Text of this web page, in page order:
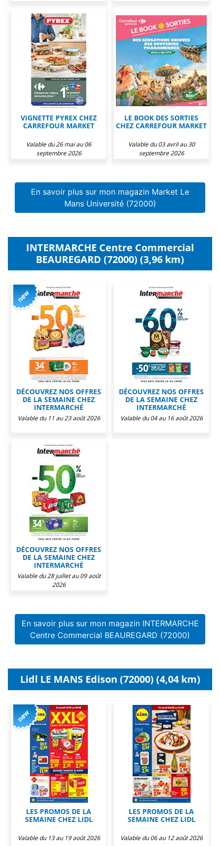
VIGNETTE PYREX CHEZ
CARREFOUR MARKET
Valable du 26 mai au 06
septembre 2026
LE BOOK DES SORTIES
CHEZ CARREFOUR MARKET
Valable du 03 avril au 30
septembre 2026
En savoir plus sur mon magazin Market Le
Mans Université (72000)
INTERMARCHE Centre Commercial
BEAUREGARD (72000) (3,96 km)
DÉCOUVREZ NOS OFFRES
DE LA SEMAINE CHEZ
INTERMARCHÉ
Valable du 11 au 23 août 2026
DÉCOUVREZ NOS OFFRES
DE LA SEMAINE CHEZ
INTERMARCHÉ
Valable du 04 au 16 août 2026
DÉCOUVREZ NOS OFFRES
DE LA SEMAINE CHEZ
INTERMARCHÉ
Valable du 28 juillet au 09 août
2026
En savoir plus sur mon magazin INTERMARCHE
Centre Commercial BEAUREGARD (72000)
Lidl LE MANS Edison (72000) (4,04 km)
LES PROMOS DE LA
SEMAINE CHEZ LIDL
Valable du 13 au 19 août 2026
LES PROMOS DE LA
SEMAINE CHEZ LIDL
Valable du 06 au 12 août 2026